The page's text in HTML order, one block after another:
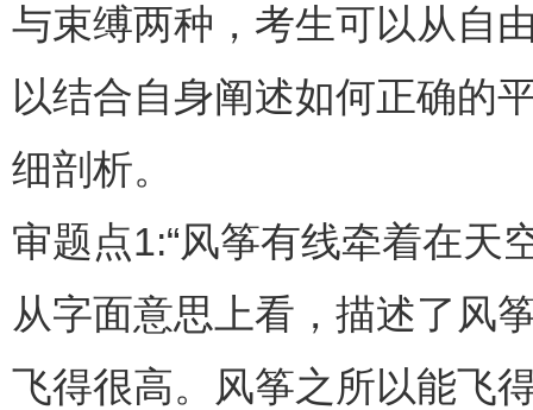
与束缚两种，考生可以从自
以结合自身阐述如何正确的
细剖析。
审题点1:“风筝有线牵着在天
从字面意思上看，描述了风
飞得很高。风筝之所以能飞